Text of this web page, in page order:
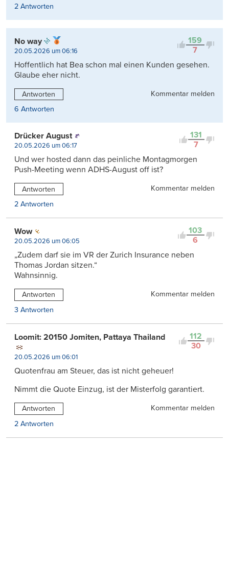
2 Antworten
159
7
No way
20.05.2026 um 06:16
Hoffentlich hat Bea schon mal einen Kunden gesehen.
Glaube eher nicht.
Antworten
Kommentar melden
6 Antworten
131
7
Drücker August
20.05.2026 um 06:17
Und wer hosted dann das peinliche Montagmorgen
Push-Meeting wenn ADHS-August off ist?
Antworten
Kommentar melden
2 Antworten
103
6
Wow
20.05.2026 um 06:05
„Zudem darf sie im VR der Zurich Insurance neben
Thomas Jordan sitzen.“
Wahnsinnig.
Antworten
Kommentar melden
3 Antworten
112
30
Loomit: 20150 Jomiten, Pattaya Thailand
20.05.2026 um 06:01
Quotenfrau am Steuer, das ist nicht geheuer!
Nimmt die Quote Einzug, ist der Misterfolg garantiert.
Antworten
Kommentar melden
2 Antworten